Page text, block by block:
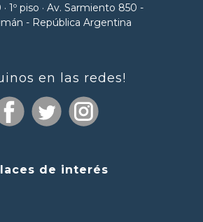
1º piso · Av. Sarmiento 850 -
- República Argentina
en las redes!
de interés